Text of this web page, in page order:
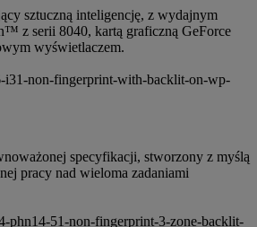
sztuczną inteligencję, z wydajnym
z serii 8040, kartą graficzną GeForce
wyświetlaczem.
specyfikacji, stworzony z myślą
pracy nad wieloma zadaniami